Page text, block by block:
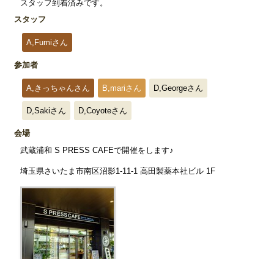
スタッフ到着済みです。
スタッフ
A,Fumiさん
参加者
A,きっちゃんさん B,mariさん D,Georgeさん
D,Sakiさん D,Coyoteさん
会場
武蔵浦和 S PRESS CAFEで開催をします♪
埼玉県さいたま市南区沼影1-11-1 高田製薬本社ビル 1F